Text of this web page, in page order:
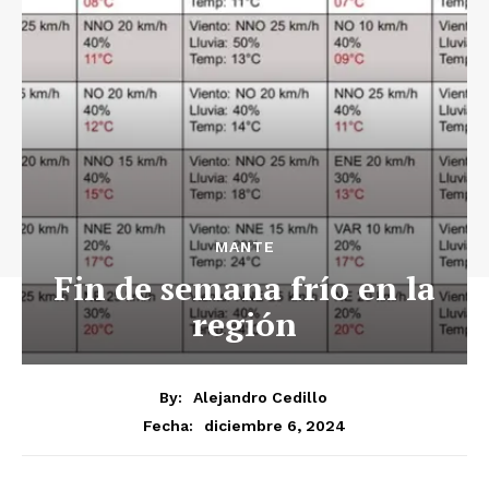
MANTE
Fin de semana frío en la
región
By:
Alejandro Cedillo
Fecha:
diciembre 6, 2024